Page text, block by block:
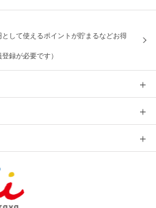
して使えるポイントが貯まるなどお得
録が必要です）